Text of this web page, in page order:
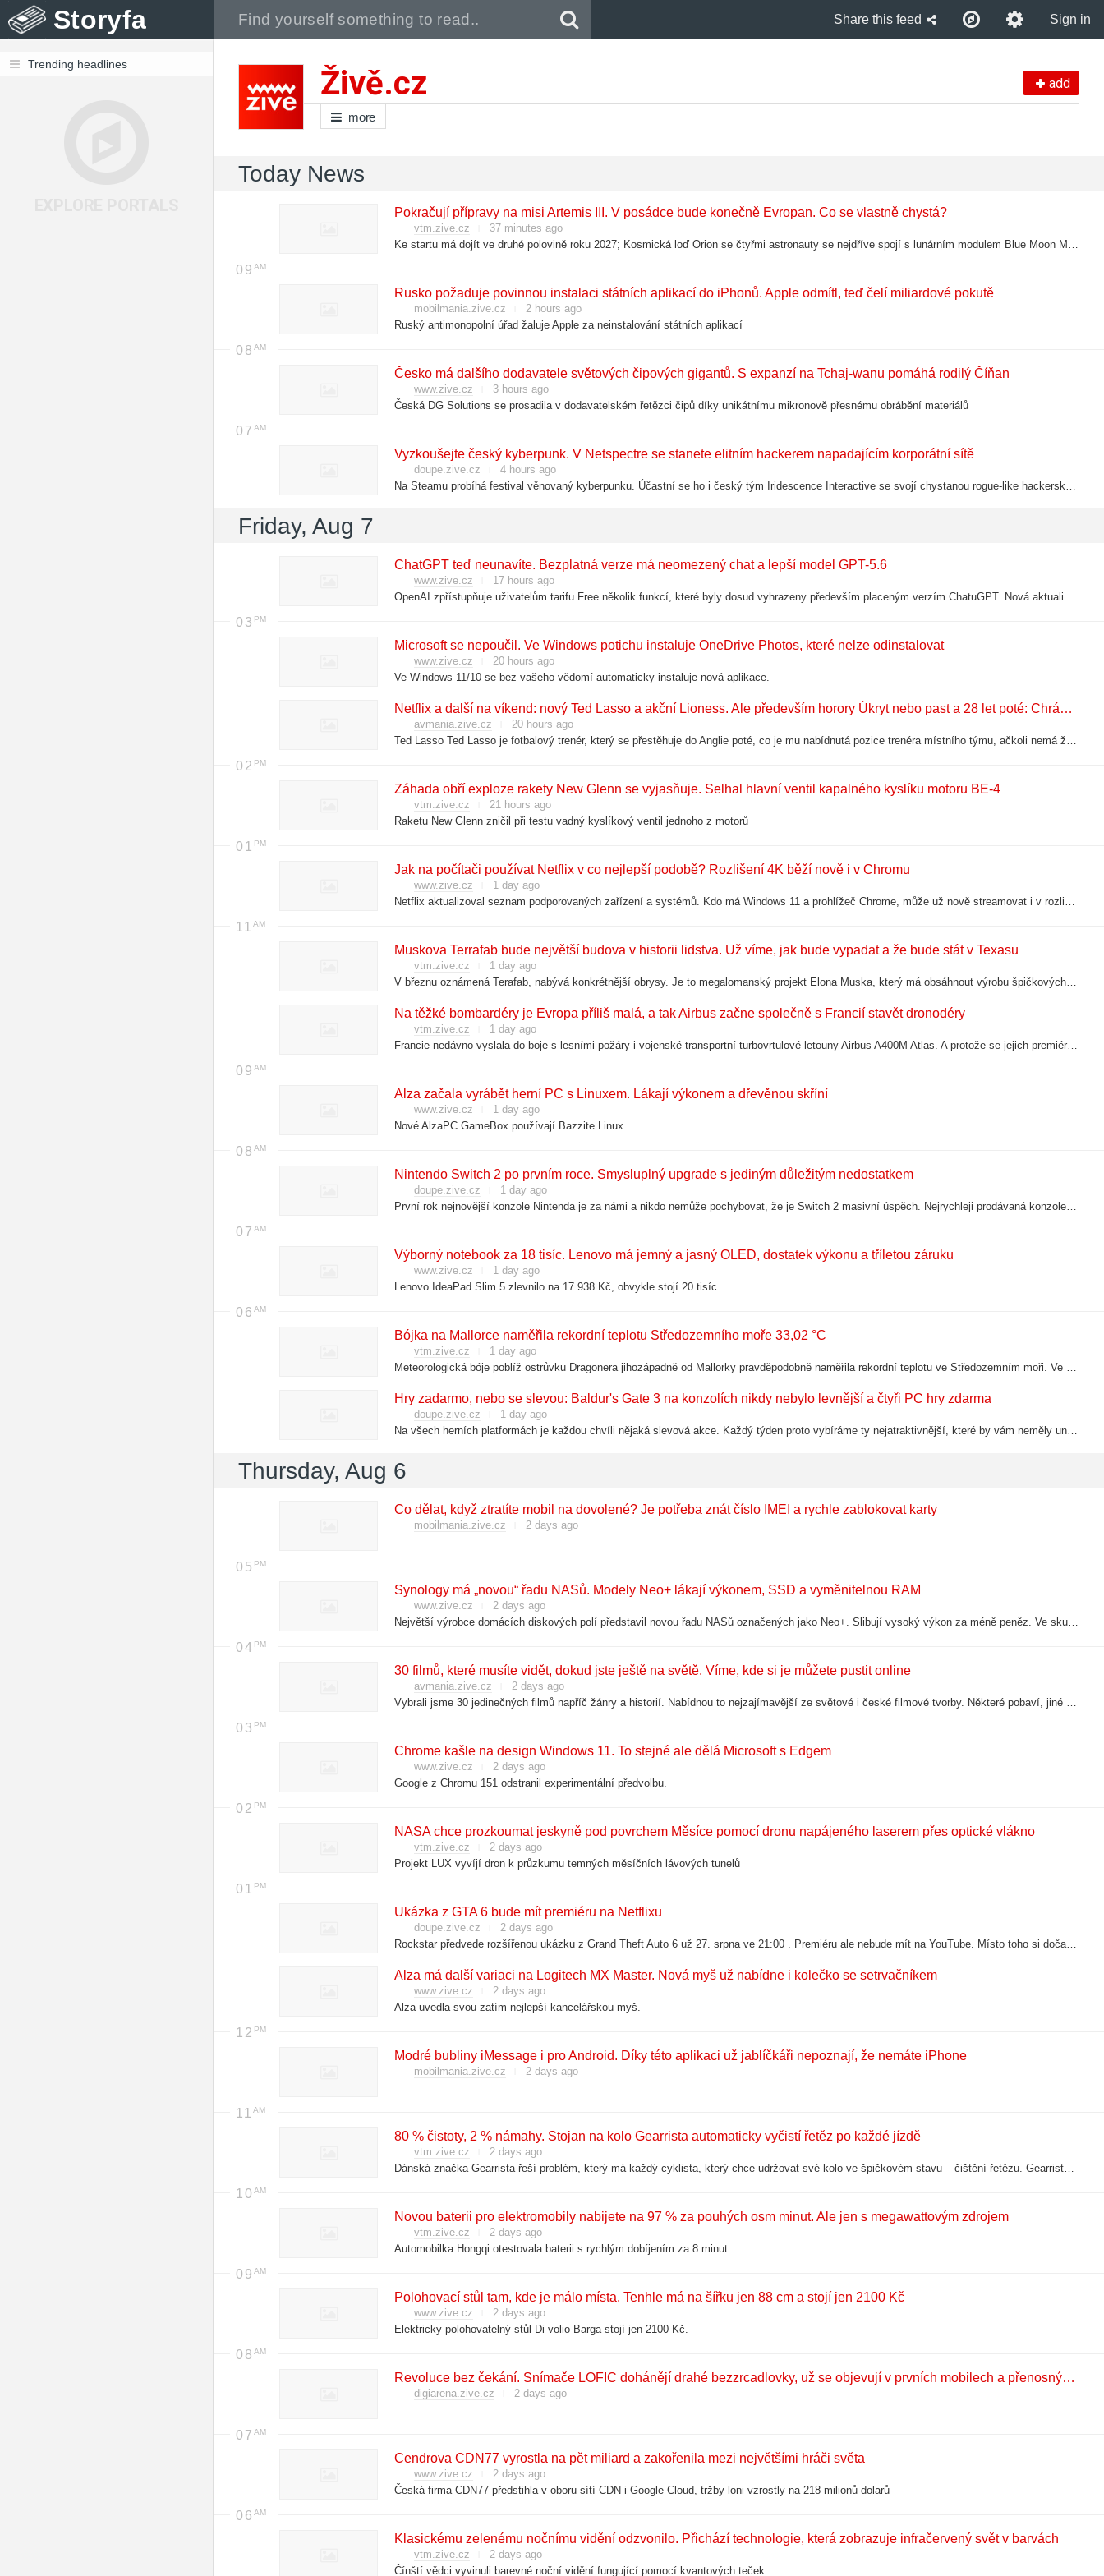
Storyfa Share this feed Sign in
Trending headlines Živě.cz add
more
Today News
Pokračují přípravy na misi Artemis III. V posádce bude konečně Evropan. Co se vlastně chystá?
vtm.zive.cz
37 minutes ago
Ke startu má dojít ve druhé polovině roku 2027; Kosmická loď Orion se čtyřmi astronauty se nejdříve spojí s lunárním modulem Blue Moon Mark od Blue Origin a poté se Starship od SpaceX
09
Rusko požaduje povinnou instalaci státních aplikací do iPhonů. Apple odmítl, teď čelí miliardové pokutě
mobilmania.zive.cz
2 hours ago
Ruský antimonopolní úřad žaluje Apple za neinstalování státních aplikací
08
Česko má dalšího dodavatele světových čipových gigantů. S expanzí na Tchaj-wanu pomáhá rodilý Číňan
www.zive.cz
3 hours ago
Česká DG Solutions se prosadila v dodavatelském řetězci čipů díky unikátnímu mikronově přesnému obrábění materiálů
07
Vyzkoušejte český kyberpunk. V Netspectre se stanete elitním hackerem napadajícím korporátní sítě
doupe.zive.cz
4 hours ago
Na Steamu probíhá festival věnovaný kyberpunku. Účastní se ho i český tým Iridescence Interactive se svojí chystanou rogue-like hackerskou hrou Netspectre . Datum vydání sice neznáme, ale už teď si ...
Friday, Aug 7
ChatGPT teď neunavíte. Bezplatná verze má neomezený chat a lepší model GPT-5.6
www.zive.cz
17 hours ago
OpenAI zpřístupňuje uživatelům tarifu Free několik funkcí, které byly dosud vyhrazeny především placeným verzím ChatuGPT. Nová aktualizace přináší neomezené textové konverzace, nový výchozí model GPT-5.6 Luna i režim Think pro náročnější…
03
Microsoft se nepoučil. Ve Windows potichu instaluje OneDrive Photos, které nelze odinstalovat
www.zive.cz
20 hours ago
Ve Windows 11/10 se bez vašeho vědomí automaticky instaluje nová aplikace.
Netflix a další na víkend: nový Ted Lasso a akční Lioness. Ale především horory Úkryt nebo past a 28 let poté: Chrám z kostí
avmania.zive.cz
20 hours ago
Ted Lasso Ted Lasso je fotbalový trenér, který se přestěhuje do Anglie poté, co je mu nabídnutá pozice trenéra místního týmu, ačkoli nemá žádné předchozí zkušenosti. Dokáže svůj tým vytáhnout na ...
02
Záhada obří exploze rakety New Glenn se vyjasňuje. Selhal hlavní ventil kapalného kyslíku motoru BE-4
vtm.zive.cz
21 hours ago
Raketu New Glenn zničil při testu vadný kyslíkový ventil jednoho z motorů
01
Jak na počítači používat Netflix v co nejlepší podobě? Rozlišení 4K běží nově i v Chromu
www.zive.cz
1 day ago
Netflix aktualizoval seznam podporovaných zařízení a systémů. Kdo má Windows 11 a prohlížeč Chrome, může už nově streamovat i v rozlišení 4K, doposud to bylo možné jen ve Full HD. Chrome se tak dostal na úroveň Edge a Safari. Kvalitnější…
11
Muskova Terrafab bude největší budova v historii lidstva. Už víme, jak bude vypadat a že bude stát v Texasu
vtm.zive.cz
1 day ago
V březnu oznámená Terafab, nabývá konkrétnější obrysy. Je to megalomanský projekt Elona Muska, který má obsáhnout výrobu špičkových čipů od prvotního návrhu přes výrobu křemíkových desek a pamětí až po pokročilé balení a závěrečné…
Na těžké bombardéry je Evropa příliš malá, a tak Airbus začne společně s Francií stavět dronodéry
vtm.zive.cz
1 day ago
Francie nedávno vyslala do boje s lesními požáry i vojenské transportní turbovrtulové letouny Airbus A400M Atlas. A protože se jejich premiéra vydařila, v Paříži si usmysleli, že by mohl pětačtyřicetimetrový stroj vypouštět nejen…
09
Alza začala vyrábět herní PC s Linuxem. Lákají výkonem a dřevěnou skříní
www.zive.cz
1 day ago
Nové AlzaPC GameBox používají Bazzite Linux.
08
Nintendo Switch 2 po prvním roce. Smysluplný upgrade s jediným důležitým nedostatkem
doupe.zive.cz
1 day ago
První rok nejnovější konzole Nintenda je za námi a nikdo nemůže pochybovat, že je Switch 2 masivní úspěch. Nejrychleji prodávaná konzole v historii, několik vysoce hodnocených exkluzivit, podpora od vydavatelů třetích stran… ale i nejedna…
07
Výborný notebook za 18 tisíc. Lenovo má jemný a jasný OLED, dostatek výkonu a tříletou záruku
www.zive.cz
1 day ago
Lenovo IdeaPad Slim 5 zlevnilo na 17 938 Kč, obvykle stojí 20 tisíc.
06
Bójka na Mallorce naměřila rekordní teplotu Středozemního moře 33,02 °C
vtm.zive.cz
1 day ago
Meteorologická bóje poblíž ostrůvku Dragonera jihozápadně od Mallorky pravděpodobně naměřila rekordní teplotu ve Středozemním moři. Ve středu 5. srpna odpoledne zaznamenala 33,02 °C.
Hry zadarmo, nebo se slevou: Baldur's Gate 3 na konzolích nikdy nebylo levnější a čtyři PC hry zdarma
doupe.zive.cz
1 day ago
Na všech herních platformách je každou chvíli nějaká slevová akce. Každý týden proto vybíráme ty nejatraktivnější, které by vám neměly uniknout. Pokud chcete získat hry zdarma nebo s výhodnou slevou, podívejte se na aktuální přehled akcí!
Thursday, Aug 6
Co dělat, když ztratíte mobil na dovolené? Je potřeba znát číslo IMEI a rychle zablokovat karty
mobilmania.zive.cz 2 days ago
05
Synology má „novou“ řadu NASů. Modely Neo+ lákají výkonem, SSD a vyměnitelnou RAM
www.zive.cz
2 days ago
Největší výrobce domácích diskových polí představil novou řadu NASů označených jako Neo+. Slibují vysoký výkon za méně peněz. Ve skutečnosti ale série není tak úplně nová, jde jen o upravené verze DS Plus.
04
30 filmů, které musíte vidět, dokud jste ještě na světě. Víme, kde si je můžete pustit online
avmania.zive.cz
2 days ago
Vybrali jsme 30 jedinečných filmů napříč žánry a historií. Nabídnou to nejzajímavější ze světové i české filmové tvorby. Některé pobaví, jiné zasáhnou nebo přimějí přemýšlet – všechny by ale byla škoda během života minout.
03
Chrome kašle na design Windows 11. To stejné ale dělá Microsoft s Edgem
www.zive.cz
2 days ago
Google z Chromu 151 odstranil experimentální předvolbu.
02
NASA chce prozkoumat jeskyně pod povrchem Měsíce pomocí dronu napájeného laserem přes optické vlákno
vtm.zive.cz
2 days ago
Projekt LUX vyvíjí dron k průzkumu temných měsíčních lávových tunelů
01
Ukázka z GTA 6 bude mít premiéru na Netflixu
doupe.zive.cz
2 days ago
Rockstar předvede rozšířenou ukázku z Grand Theft Auto 6 už 27. srpna ve 21:00 . Premiéru ale nebude mít na YouTube. Místo toho si dočasná exkluzivní práva získal Netflix. Není to ale na dlouho. ...
Alza má další variaci na Logitech MX Master. Nová myš už nabídne i kolečko se setrvačníkem
www.zive.cz
2 days ago
Alza uvedla svou zatím nejlepší kancelářskou myš.
12
Modré bubliny iMessage i pro Android. Díky této aplikaci už jablíčkáři nepoznají, že nemáte iPhone
mobilmania.zive.cz 2 days ago
11
80 % čistoty, 2 % námahy. Stojan na kolo Gearrista automaticky vyčistí řetěz po každé jízdě
vtm.zive.cz
2 days ago
Dánská značka Gearrista řeší problém, který má každý cyklista, který chce udržovat své kolo ve špičkovém stavu – čištění řetězu. Gearrista System je stojan, do kterého postavíte kolo po každé jízdě, a tlačítkem spustíte desetiminutový…
10
Novou baterii pro elektromobily nabijete na 97 % za pouhých osm minut. Ale jen s megawattovým zdrojem
vtm.zive.cz
2 days ago
Automobilka Hongqi otestovala baterii s rychlým dobíjením za 8 minut
09
Polohovací stůl tam, kde je málo místa. Tenhle má na šířku jen 88 cm a stojí jen 2100 Kč
www.zive.cz
2 days ago
Elektricky polohovatelný stůl Di volio Barga stojí jen 2100 Kč.
08
Revoluce bez čekání. Snímače LOFIC dohánějí drahé bezzrcadlovky, už se objevují v prvních mobilech a přenosných kamerách
digiarena.zive.cz 2 days ago
07
Cendrova CDN77 vyrostla na pět miliard a zakořenila mezi největšími hráči světa
www.zive.cz
2 days ago
Česká firma CDN77 předstihla v oboru sítí CDN i Google Cloud, tržby loni vzrostly na 218 milionů dolarů
06
Klasickému zelenému nočnímu vidění odzvonilo. Přichází technologie, která zobrazuje infračervený svět v barvách
vtm.zive.cz
2 days ago
Čínští vědci vyvinuli barevné noční vidění fungující pomocí kvantových teček
Pull down to refresh..